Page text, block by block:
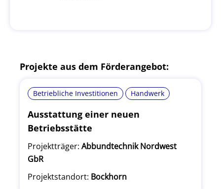
Projekte aus dem Förderangebot:
Betriebliche Investitionen Handwerk
Ausstattung einer neuen
Betriebsstätte
Projektträger: Abbundtechnik Nordwest
GbR
Projektstandort: Bockhorn